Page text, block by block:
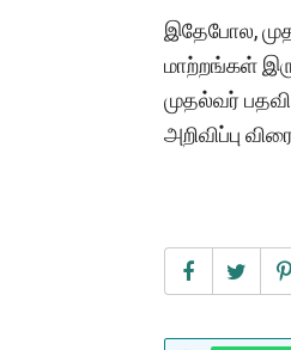
இதேபோல,
மாற்றங்கள்
முதல்வர்
அறிவிப்பு